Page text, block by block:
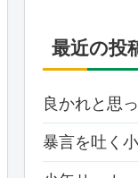
最近の投
良かれと思
暴言を吐く